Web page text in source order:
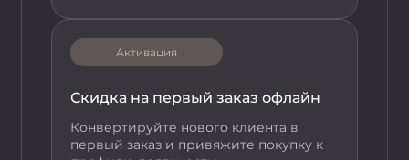
Активация
Скидка на первый заказ офлайн
Конвертируйте нового клиента в
первый заказ и привяжите покупку к